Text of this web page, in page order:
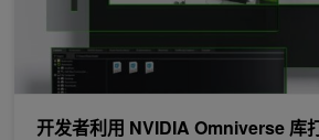
开发者利用 NVIDIA Omniverse 库